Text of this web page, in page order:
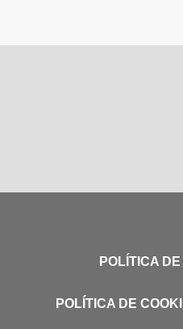
POLÍTICA
POLÍTICA DE